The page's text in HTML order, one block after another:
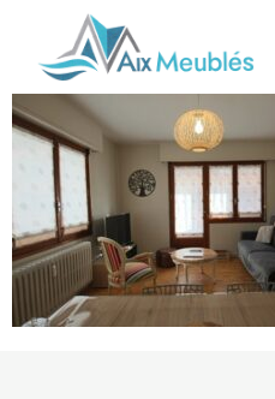
IMG_8255